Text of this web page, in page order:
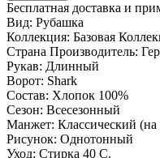
Бесплатная доставка и
Вид: Рубашка
Коллекция: Базовая
Страна Производитель:
Рукав: Длинный
Ворот: Shark
Состав: Хлопок 100%
Сезон: Всесезонный
Манжет: Классический
Рисунок: Однотонный
Уход: Стирка 40 С.